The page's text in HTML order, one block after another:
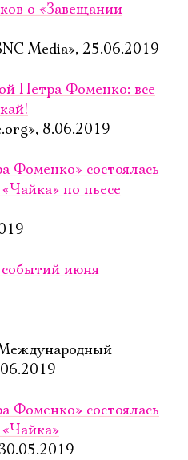
о «Завещании
Media», 25.06.2019
Петра Фоменко: все
8.06.2019
Фоменко» состоялась
по пьесе
июня
Фоменко» состоялась